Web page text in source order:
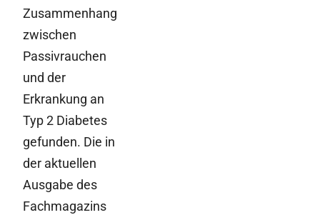
Zusammenhang
zwischen
Passivrauchen
und der
Erkrankung an
Typ 2 Diabetes
gefunden. Die in
der aktuellen
Ausgabe des
Fachmagazins